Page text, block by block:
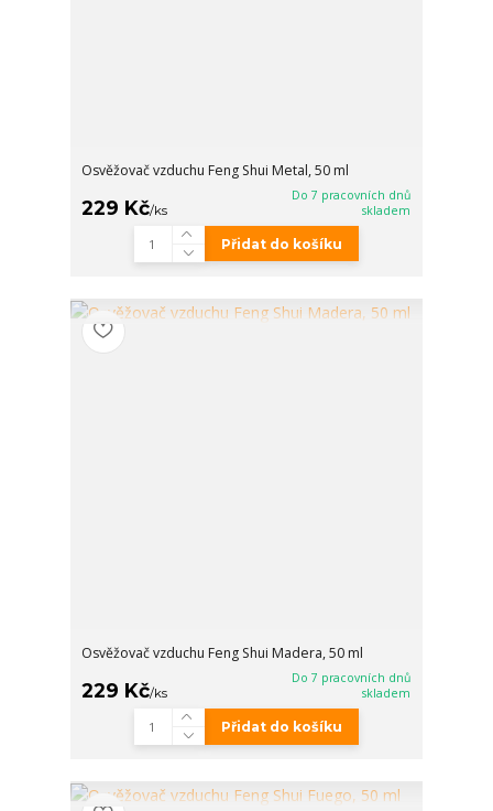
Osvěžovač vzduchu Feng Shui Metal, 50 ml
229 Kč/ks
Do 7 pracovních dnů
skladem
Přidat do košíku
Osvěžovač vzduchu Feng Shui Madera, 50 ml
229 Kč/ks
Do 7 pracovních dnů
skladem
Přidat do košíku